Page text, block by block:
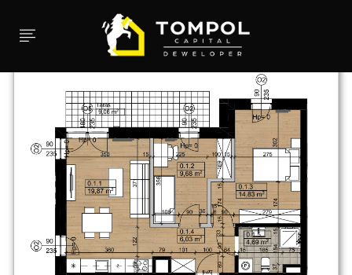
submenu (InwestycjeSprawdź)